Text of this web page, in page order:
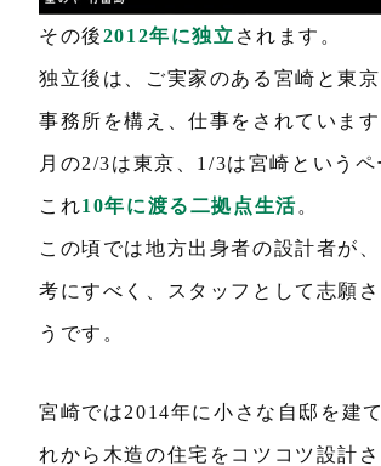
その後2012年に独立 されます。
独立後は、ご実家のある宮崎と東
事務所を構え、仕事をされています
月の2/3は東京、1/3は宮崎という
これ10年に渡る二拠点生活。
この頃では地方出身者の設計者が
考にすべく、スタッフとして志願
うです。
宮崎では2014年に小さな自邸を建
れから木造の住宅をコツコツ設計さ